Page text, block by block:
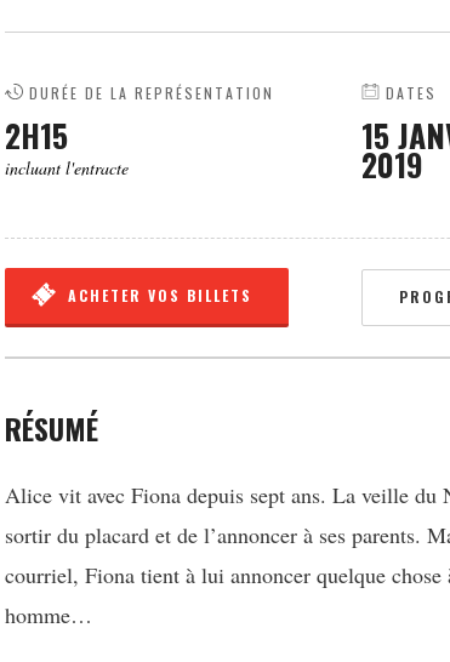
DURÉE DE LA REPRÉSENTATION
2H15
incluant l'entracte
DATES
15
2019
ACHETER VOS BILLETS
RÉSUMÉ
Alice vit avec Fiona depuis sept ans. La veille du
sortir du placard et de l’annoncer à ses parents.
courriel, Fiona tient à lui annoncer quelque
homme…